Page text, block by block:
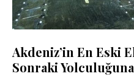
Akdeniz’in En Eski
Sonraki